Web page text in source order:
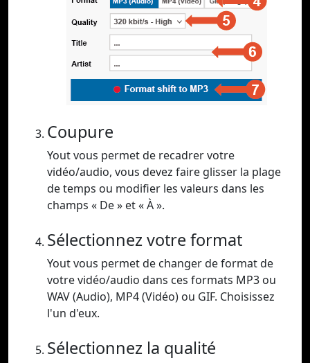
Coupure
Yout vous permet de recadrer votre
vidéo/audio, vous devez faire glisser la plage
de temps ou modifier les valeurs dans les
champs « De » et « À ».
Sélectionnez votre format
Yout vous permet de changer de format de
votre vidéo/audio dans ces formats MP3 ou
WAV (Audio), MP4 (Vidéo) ou GIF. Choisissez
l'un d'eux.
Sélectionnez la qualité